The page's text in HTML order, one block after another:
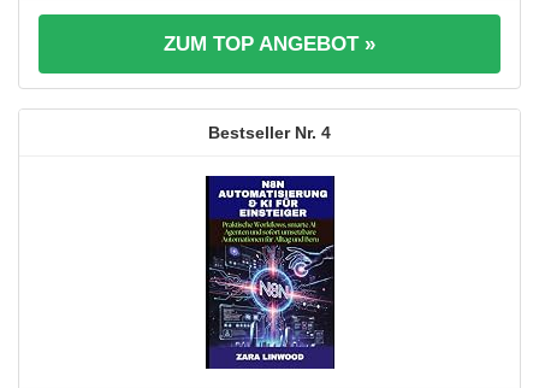
ZUM TOP ANGEBOT »
4